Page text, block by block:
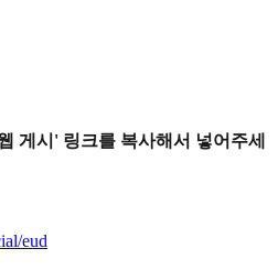
게시' 링크를 복사해서 넣어주세
eud